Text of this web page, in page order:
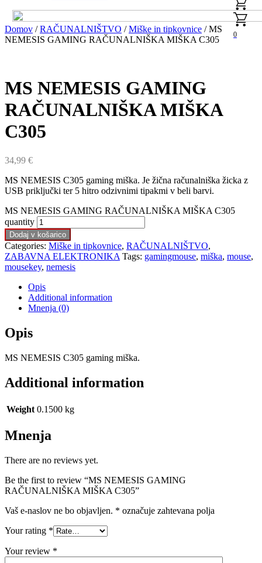
0
Domov /RAČUNALNIŠTVO /Miške in tipkovnice / MS
NEMESIS GAMING RAČUNALNIŠKA MIŠKA C305
MS NEMESIS GAMING
RAČUNALNIŠKA MIŠKA
C305
34,99 €
MS NEMESIS C305 gaming miška. Je žična računalniška žicka z
USB priključki ter 5 hitro odzivnimi tipakmi v beli barvi.
MS NEMESIS GAMING RAČUNALNIŠKA MIŠKA C305
quantity
Dodaj v košarico
Categories: Miške in tipkovnice, RAČUNALNIŠTVO,
ZABAVNA ELEKTRONIKA Tags: gamingmouse, miška, mouse,
mousekey, nemesis
Opis
Additional information
Mnenja (0)
Opis
MS NEMESIS C305 gaming miška.
Additional information
Weight 0.1500 kg
Mnenja
There are no reviews yet.
Be the first to review “MS NEMESIS GAMING
RAČUNALNIŠKA MIŠKA C305”
Vaš e-naslov ne bo objavljen. * označuje zahtevana polja
Your rating *
Your review *